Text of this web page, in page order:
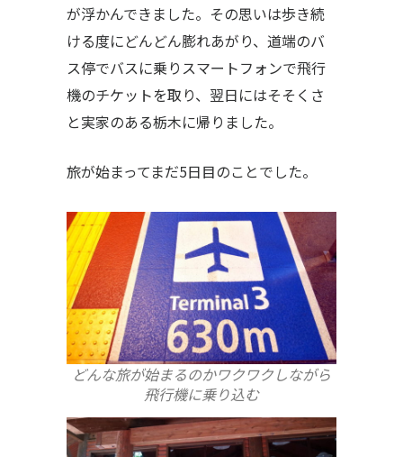
が浮かんできました。その思いは歩き続
ける度にどんどん膨れあがり、道端のバ
ス停でバスに乗りスマートフォンで飛行
機のチケットを取り、翌日にはそそくさ
と実家のある栃木に帰りました。
旅が始まってまだ5日目のことでした。
どんな旅が始まるのかワクワクしながら
飛行機に乗り込む